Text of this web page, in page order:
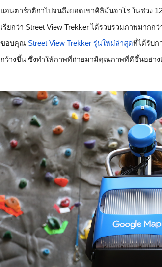
แอนตาร์กติกาไปจนถึงยอดเขาคิลิมันจาโร ในช่วง
เรียกว่า Street View Trekker ได้รวบรวมภาพมาก
ขอบคุณ Street View Trekker รุ่นใหม่ล่าสุดที่ได้รับก
กว้างขึ้น ซึ่งทำให้ภาพที่ถ่ายมามีคุณภาพที่ดีขึ้นอย่า